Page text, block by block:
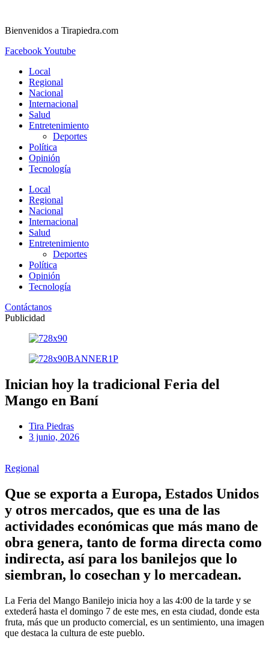
contenido
Bienvenidos a Tirapiedra.com
FacebookYoutube
Local
Regional
Nacional
Internacional
Salud
Entretenimiento
Deportes
Política
Opinión
Tecnología
Local
Regional
Nacional
Internacional
Salud
Entretenimiento
Deportes
Política
Opinión
Tecnología
Contáctanos
Publicidad
Inician hoy la tradicional Feria del
Mango en Baní
Tira Piedras
3 junio, 2026
Regional
Que se exporta a Europa, Estados Unidos
y otros mercados, que es una de las
actividades económicas que más mano de
obra genera, tanto de forma directa como
indirecta, así para los banilejos que lo
siembran, lo cosechan y lo mercadean.
La Feria del Mango Banilejo inicia hoy a las 4:00 de la tarde y se
extederá hasta el domingo 7 de este mes, en esta ciudad, donde esta
fruta, más que un producto comercial, es un sentimiento, una imagen
que destaca la cultura de este pueblo.